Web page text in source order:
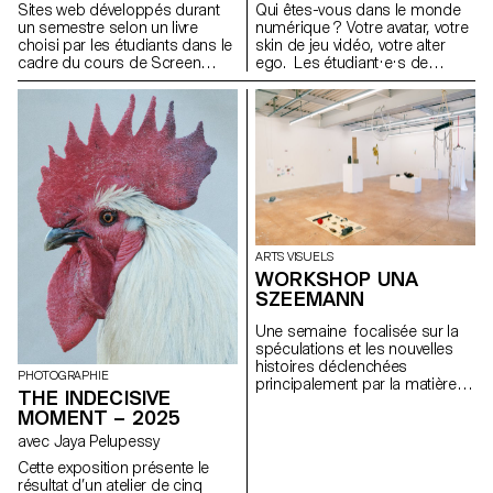
l'auteur.ice et sur les moyens
mis en œuvre pour la
concrétiser. Les étudiant.e.s
endossent des rôles multiples
en tant qu'éditeur, conservateur
et architecte, couvrant ainsi les
responsabilités de directeur
artistique, designer,
photographe, styliste,
illustrateur, typographe,
rédacteur en chef, et secrétaire
de rédaction. Ce cours met en
avant le design éditorial
contemporain en explorant le
potentiel narratif d'une
séquence de contenu maîtrisé.
Sites web développés durant
un semestre selon un livre
choisi par les étudiants dans le
cadre du cours de Screen
Design de Harry Bloch,
deuxième année Bachelor
Communication Visuelle.
Qui êtes-vous dans le monde
numérique ? Votre avatar, votre
skin de jeu vidéo, votre alter
ego. Les étudiant·e·s de
deuxième année, dirigé·e·s par
Harriet Davey, ont créé des alter
ego numériques. L'utilisation
des logicials Daz, Blender et
de la VR leur a permis
d'explorer une autre
personnalité ou expression à
travers le soi numérique.
PHOTOGRAPHIE
THE INDECISIVE
MOMENT – 2025
avec Jaya Pelupessy
Cette exposition présente le
résultat d’un atelier de cinq
ARTS VISUELS
WORKSHOP UNA
SZEEMANN
Une semaine focalisée sur la
spéculations et les nouvelles
histoires déclenchées
principalement par la matière